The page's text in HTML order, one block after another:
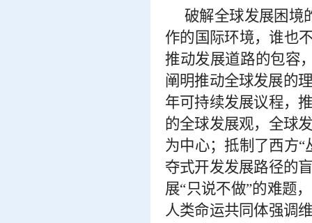
破解全球发展困境
作的国际环境，谁也
推动发展道路的包容
阐明推动全球发展的
年可持续发展议程，
的全球发展观，全球
为中心；抵制了西方
夺式开发发展路径的
展“只说不做”的难题
人类命运共同体强调